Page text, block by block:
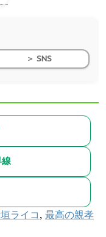
＞ SNS
ライコ , 最高の親孝